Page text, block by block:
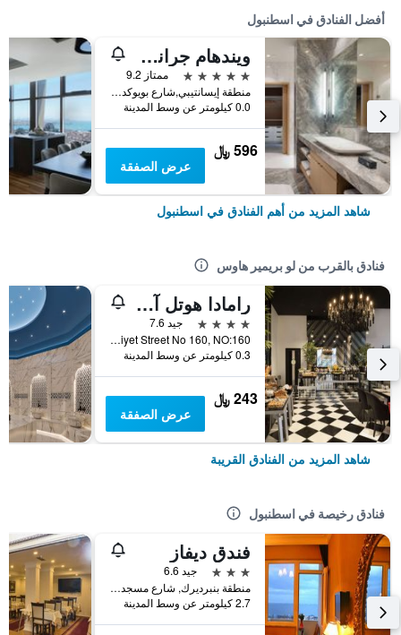
أفضل الفنادق في اسطنبول
ويندهام جراند إسطنبول ليفينت
5 نجوم
ممتاز 9.2
منطقة إيسانتيبي,شارع بويوكديري 177-183 شيشلي, اسطنبول, تركيا
0.0 كيلومتر عن وسط المدينة
596 ﷼
عرض الصفقة
شاهد المزيد من أهم الفنادق في اسطنبول
فنادق بالقرب من لو بريمير هاوس
رامادا هوتل آند سويتس باي ويندام إسطنبول سيسلي
4 نجوم
جيد 7.6
Merkez District Abide-I Hurriyet Street No 160, NO:160, اسطنبول, تركيا
0.3 كيلومتر عن وسط المدينة
243 ﷼
عرض الصفقة
شاهد المزيد من الفنادق القريبة
فنادق رخيصة في اسطنبول
فندق ديفاز
3 نجوم
جيد 6.6
منطقة بنبرديرك, شارع مسجد كاتب سنان رقم 31, اسطنبول, تركيا
2.7 كيلومتر عن وسط المدينة